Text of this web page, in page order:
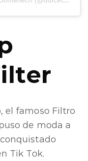
el famoso Filtro
de moda a
Tik Tok.